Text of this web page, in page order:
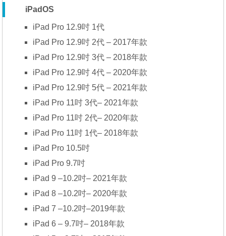
iPadOS
iPad Pro 12.9吋 1代
iPad Pro 12.9吋 2代 – 2017年款
iPad Pro 12.9吋 3代 – 2018年款
iPad Pro 12.9吋 4代 – 2020年款
iPad Pro 12.9吋 5代 – 2021年款
iPad Pro 11吋 3代– 2021年款
iPad Pro 11吋 2代– 2020年款
iPad Pro 11吋 1代– 2018年款
iPad Pro 10.5吋
iPad Pro 9.7吋
iPad 9 –10.2吋– 2021年款
iPad 8 –10.2吋– 2020年款
iPad 7 –10.2吋–2019年款
iPad 6 – 9.7吋– 2018年款